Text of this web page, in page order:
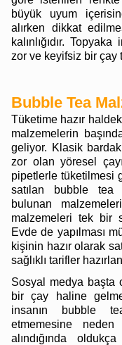
büyük uyum
alırken dikkat
kalınlığıdır.
zor ve keyifsiz bir çay
Bubble Tea
Tüketime hazır
malzemelerin
geliyor. Klasik
zor olan yöresel
pipetlerle tüketilmesi
satılan bubble tea
bulunan
malzemeleri tek bir
Evde de yapılması
kişinin hazır olarak
sağlıklı tarifler
Sosyal medya başta
bir çay haline
insanın bubble
etmemesine
alındığında